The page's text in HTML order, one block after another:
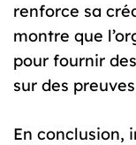
renforce sa
montre que
pour fournir
sur des
En conclusion,